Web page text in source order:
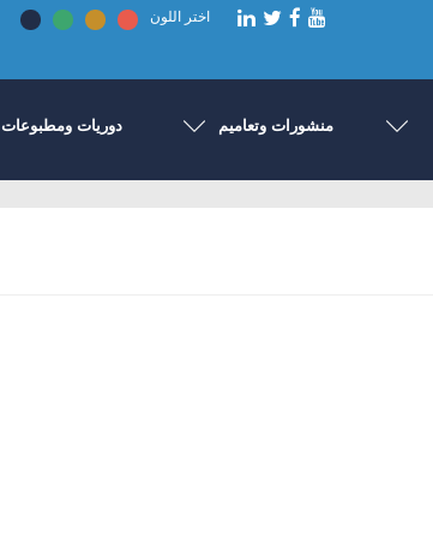
اختر اللون
منشورات وتعاميم دوريات ومطبوعات